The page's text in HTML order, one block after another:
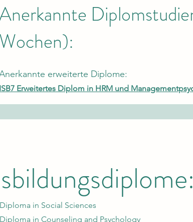
Wochen):
erweiterte Diplome:
ISB7 Erweitertes Diplom in HRM und
in Social Sciences
in Counseling and Psychology